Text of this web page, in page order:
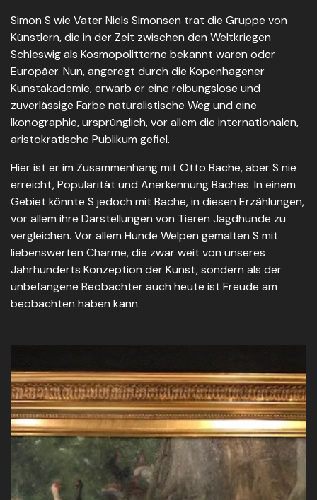
Simon S wie Vater Niels Simonsen trat die Gruppe von
Künstlern, die in der Zeit zwischen den Weltkriegen
Schleswig als Kosmopolitterne bekannt waren oder
Europäer. Nun, angeregt durch die Kopenhagener
Kunstakademie, erwarb er eine reibungslose und
zuverlässige Farbe naturalistische Weg und eine
Ikonographie, ursprünglich, vor allem die internationalen,
aristokratische Publikum gefiel.
Hier ist er im Zusammenhang mit Otto Bache, aber S nie
erreicht, Popularität und Anerkennung Baches. In einem
Gebiet könnte S jedoch mit Bache, in diesen Erzählungen,
vor allem ihre Darstellungen von Tieren Jagdhunde zu
vergleichen. Vor allem Hunde Welpen gemalten S mit
liebenswerten Charme, die zwar weit von unseres
Jahrhunderts Konzeption der Kunst, sondern als der
unbefangene Beobachter auch heute ist Freude am
beobachten haben kann.